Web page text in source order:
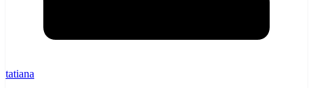
tatiana